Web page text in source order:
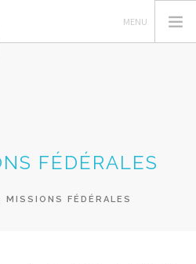
FÉDÉRALES
MISSIONS FÉDÉRALES